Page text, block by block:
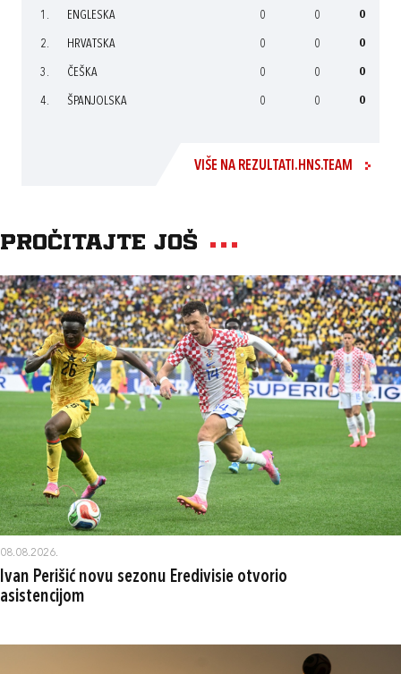
1. ENGLESKA 0 0 0
2. HRVATSKA 0 0 0
3. ČEŠKA 0 0 0
4. ŠPANJOLSKA 0 0 0
VIŠE NA REZULTATI.HNS.TEAM
Pročitajte još
08.08.2026.
Ivan Perišić novu sezonu Eredivisie otvorio
asistencijom